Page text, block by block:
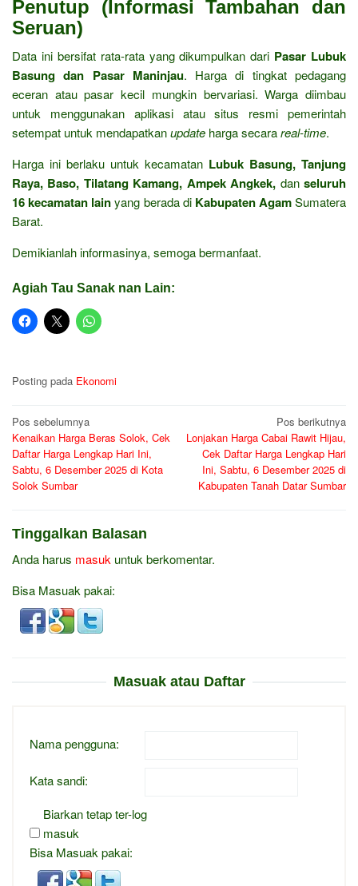
Penutup (Informasi Tambahan dan
Seruan)
Data ini bersifat rata-rata yang dikumpulkan dari Pasar Lubuk
Basung dan Pasar Maninjau. Harga di tingkat pedagang
eceran atau pasar kecil mungkin bervariasi. Warga diimbau
untuk menggunakan aplikasi atau situs resmi pemerintah
setempat untuk mendapatkanupdate harga secarareal-time.
Harga ini berlaku untuk kecamatan Lubuk Basung, Tanjung
Raya, Baso, Tilatang Kamang, Ampek Angkek, danseluruh
16 kecamatan lainyang berada di Kabupaten AgamSumatera
Barat.
Demikianlah informasinya, semoga bermanfaat.
Agiah Tau Sanak nan Lain:
Posting pada Ekonomi
Navigasi
pos
Pos sebelumnya
Kenaikan Harga Beras Solok, Cek
Daftar Harga Lengkap Hari Ini,
Sabtu, 6 Desember 2025 di Kota
Solok Sumbar
Pos berikutnya
Lonjakan Harga Cabai Rawit Hijau,
Cek Daftar Harga Lengkap Hari
Ini, Sabtu, 6 Desember 2025 di
Kabupaten Tanah Datar Sumbar
Tinggalkan Balasan
Anda harus masuk untuk berkomentar.
Bisa Masuak pakai:
Masuak atau Daftar
Nama pengguna:
Kata sandi:
Biarkan tetap ter-log
masuk
Bisa Masuak pakai: